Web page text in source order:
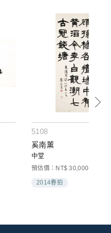
5108
奚南薰
中堂
預估價：NT$ 30,000-80,000
2014春拍